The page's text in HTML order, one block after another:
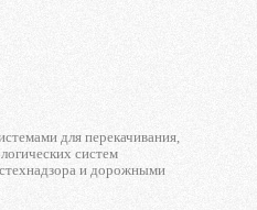
для перекачивания,
систем
и дорожными